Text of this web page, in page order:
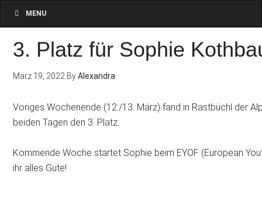
MENU
3. Platz für Sophie
März 19, 2022 ByAlexandra
Voriges Wochenende (12./13. März) fand in Rastbüchl der
beiden Tagen den 3. Platz.
Kommende Woche startet Sophie beim EYOF (European
ihr alles Gute!